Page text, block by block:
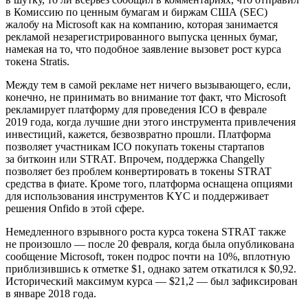
в Комиссию по ценным бумагам и биржам США (SEC)
жалобу на Microsoft как на компанию, которая занимается
рекламой незарегистрированного выпуска ценных бумаг,
намекая на то, что подобное заявление вызовет рост курса
токена Stratis.
Между тем в самой рекламе нет ничего вызывающего, если,
конечно, не принимать во внимание тот факт, что Microsoft
рекламирует платформу для проведения ICO в феврале
2019 года, когда лучшие дни этого инструмента привлечения
инвестиций, кажется, безвозвратно прошли. Платформа
позволяет участникам ICO покупать токены стартапов
за биткоин или STRAT. Впрочем, поддержка Changelly
позволяет без проблем конвертировать в токены STRAT
средства в фиате. Кроме того, платформа оснащена опциями
для использования инструментов KYC и поддерживает
решения Onfido в этой сфере.
Немедленного взрывного роста курса токена STRAT также
не произошло — после 20 февраля, когда была опубликована
сообщение Microsoft, токен подрос почти на 10%, вплотную
приблизившись к отметке $1, однако затем откатился к $0,92.
Исторический максимум курса — $21,2 — был зафиксирован
в январе 2018 года.